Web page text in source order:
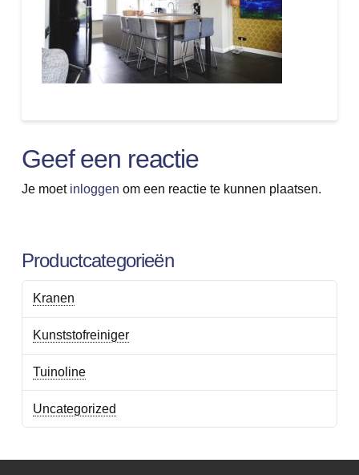
Geef een reactie
Je moet inloggen om een reactie te kunnen plaatsen.
Productcategorieën
Kranen
Kunststofreiniger
Tuinoline
Uncategorized